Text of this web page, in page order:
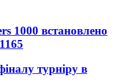
1000 встановлено
1165
турніру в